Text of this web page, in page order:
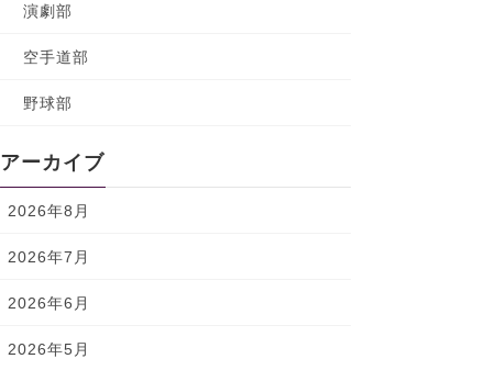
演劇部
空手道部
野球部
アーカイブ
2026年8月
2026年7月
2026年6月
2026年5月